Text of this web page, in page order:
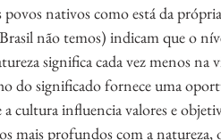
nativos como está da
não temos) indicam que o
significa cada vez menos na
do significado fornece uma
cultura influencia valores e
mais profundos com a natureza,